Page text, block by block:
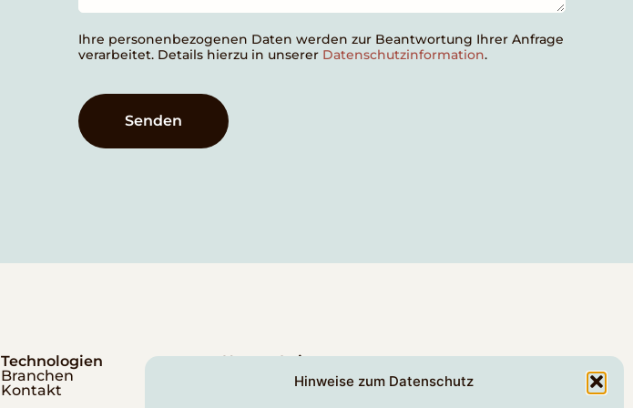
Hinweise zum Datenschutz
Ihre personenbezogenen Daten werden zur Beantwortung Ihrer Anfrage
verarbeitet. Details hierzu in unserer Datenschutzinformation.
Senden
Technologien
Branchen
Kontakt
Unsere Leistungen
Digitalisierung